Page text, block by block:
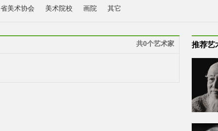
省美术协会 美术院校 画院 其它
共0个艺术家 推荐艺